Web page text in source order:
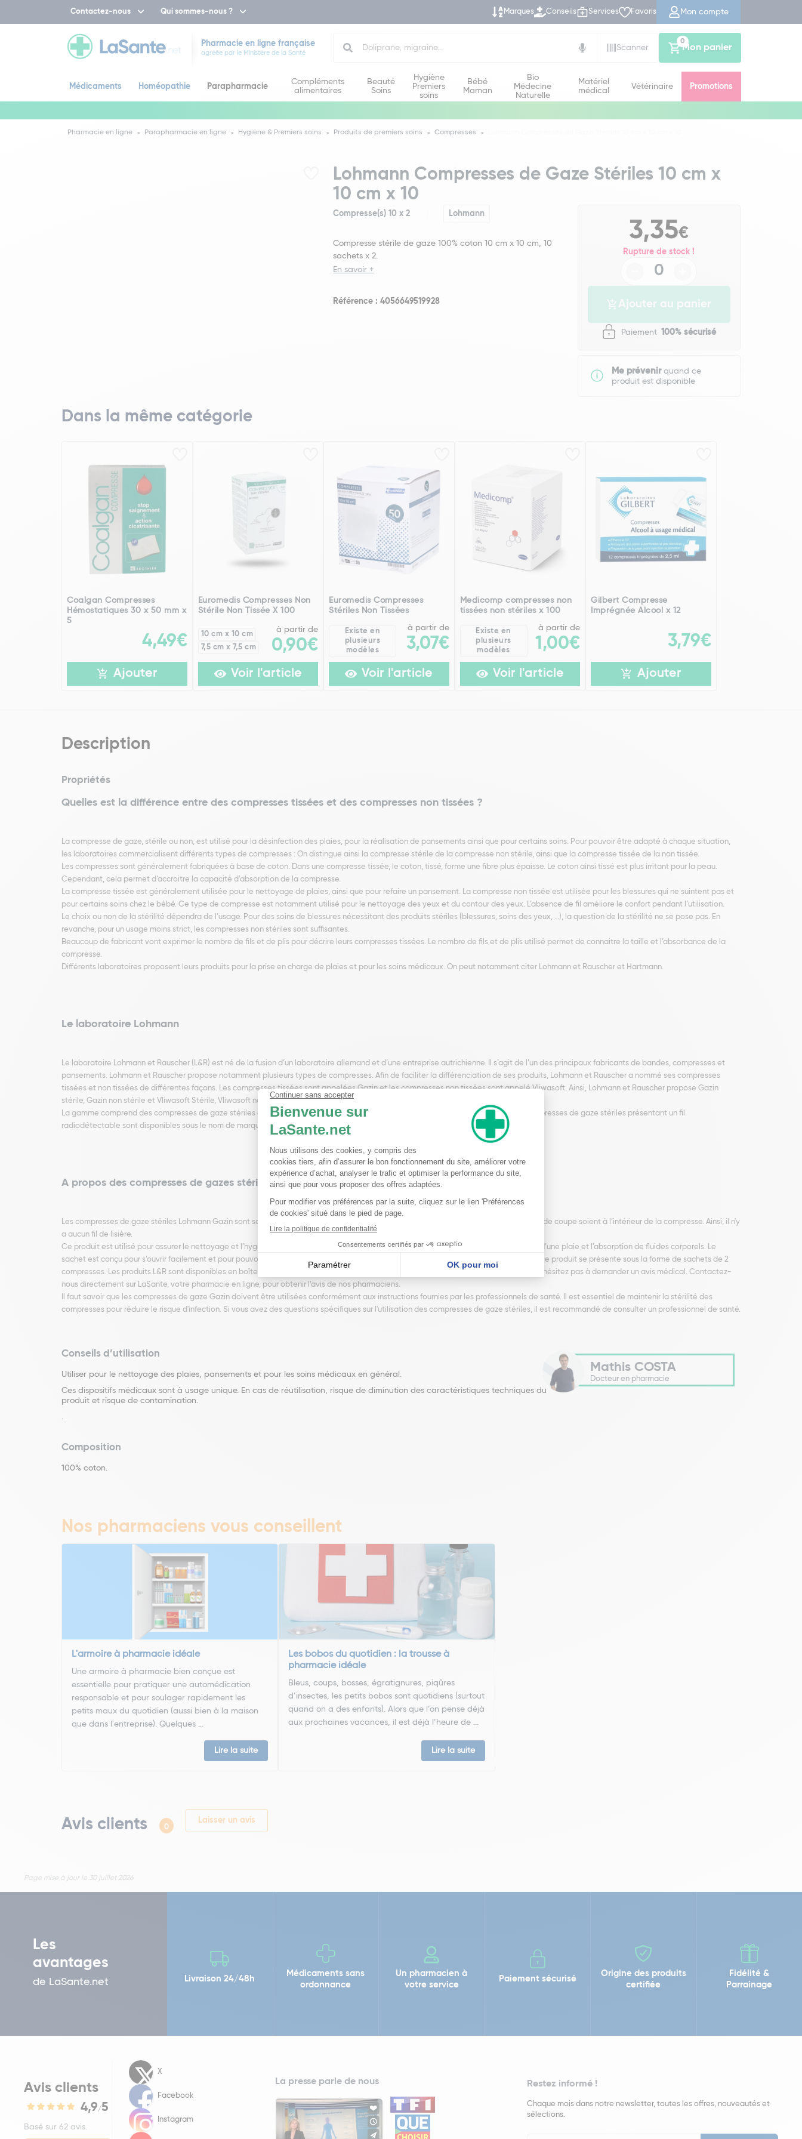
Contactez-nous Qui sommes-nous ? Marques Conseils Services Favoris Mon compte
Pharmacie en ligne française
agréée par le Ministère de la Santé
Scanner
Mon panier
0
Médicaments Homéopathie Parapharmacie
Compléments
alimentaires
Beauté
Soins
Hygiène
Premiers
soins
Bébé
Maman
Bio
Médecine
Naturelle
Matériel
médical
Vétérinaire Promotions
Pharmacie en ligne Parapharmacie en ligne Hygiène & Premiers soins Produits de premiers soins Compresses
Lohmann Compresses de Gaze Stériles 10 cm x
10 cm x 10
Compresse(s) 10 x 2 Lohmann
Compresse stérile de gaze 100% coton 10 cm x 10 cm, 10
sachets x 2.
En savoir +
Référence : 4056649519928
3,35€
Rupture de stock !
Ajouter au panier
Paiement 100% sécurisé
Me prévenirquand ce
produit est disponible
Dans la même catégorie
Coalgan Compresses
Hémostatiques 30 x 50 mm x
5
4,49€
Ajouter
Euromedis Compresses Non
Stérile Non Tissée X 100
10 cm x 10 cm
7,5 cm x 7,5 cm
à partir de
0,90€
Voir l'article
Euromedis Compresses
Stériles Non Tissées
Existe en
plusieurs
modèles
à partir de
3,07€
Voir l'article
Medicomp compresses non
tissées non stériles x 100
Existe en
plusieurs
modèles
à partir de
1,00€
Voir l'article
Gilbert Compresse
Imprégnée Alcool x 12
3,79€
Ajouter
Description
Propriétés
Quelles est la différence entre des compresses tissées et des compresses non tissées ?
La compresse de gaze, stérile ou non, est utilisé pour la désinfection des plaies, pour la réalisation de pansements ainsi que pour certains soins. Pour pouvoir être adapté à chaque situation,
les laboratoires commercialisent différents types de compresses : On distingue ainsi la compresse stérile de la compresse non stérile, ainsi que la compresse tissée de la non tissée.
Les compresses sont généralement fabriquées à base de coton. Dans une compresse tissée, le coton, tissé, forme une fibre plus épaisse. Le coton ainsi tissé est plus irritant pour la peau.
Cependant, cela permet d’accroitre la capacité d’absorption de la compresse.
La compresse tissée est généralement utilisée pour le nettoyage de plaies, ainsi que pour refaire un pansement. La compresse non tissée est utilisée pour les blessures qui ne suintent pas et
pour certains soins chez le bébé. Ce type de compresse est notamment utilisé pour le nettoyage des yeux et du contour des yeux. L’absence de fil améliore le confort pendant l’utilisation.
Le choix ou non de la stérilité dépendra de l’usage. Pour des soins de blessures nécessitant des produits stériles (blessures, soins des yeux, …), la question de la stérilité ne se pose pas. En
revanche, pour un usage moins strict, les compresses non stériles sont suffisantes.
Beaucoup de fabricant vont exprimer le nombre de fils et de plis pour décrire leurs compresses tissées. Le nombre de fils et de plis utilisé permet de connaitre la taille et l’absorbance de la
compresse.
Différents laboratoires proposent leurs produits pour la prise en charge de plaies et pour les soins médicaux. On peut notamment citer Lohmann et Rauscher et Hartmann.
Le laboratoire Lohmann
Le laboratoire Lohmann et Rauscher (L&R) est né de la fusion d’un laboratoire allemand et d’une entreprise autrichienne. Il s’agit de l’un des principaux fabricants de bandes, compresses et
pansements. Lohmann et Rauscher propose notamment plusieurs types de compresses. Afin de faciliter la différenciation de ses produits, Lohmann et Rauscher a nommé ses compresses
tissées et non tissées de différentes façons. Les compresses tissées sont appelées Gazin et les compresses non tissées sont appelé Vliwasoft. Ainsi, Lohmann et Rauscher propose Gazin
stérile, Gazin non stérile et Vliwasoft Stérile, Vliwasoft non stérile.
La gamme comprend des compresses de gaze stériles ainsi que des compresses non stériles avec ou sans fil radiodétectable. Les compresses de gaze stériles présentant un fil
radiodétectable sont disponibles sous le nom de marque Setpack.
A propos des compresses de gazes stériles Lohmannn
Les compresses de gaze stériles Lohmann Gazin sont souples, absorbantes et perméable à l’air. Le fabricant s’assure que tous les bords de coupe soient à l’intérieur de la compresse. Ainsi, il n'y
a aucun fil de lisière.
Ce produit est utilisé pour assurer le nettoyage et l’hygiène d’une plaie. Gazin stérile peut également être utilisé pour le recouvrement d’une plaie et l’absorption de fluides corporels. Le
sachet est conçu pour s’ouvrir facilement et pour pouvoir être posé à plat. Ce sachet peut ainsi être utilisé comme petit champ stérile. Ce produit se présente sous la forme de sachets de 2
compresses. Les produits L&R sont disponibles en boîte de 10 sachets ou en boîte de 50 sachets. Si vous avez un doute sur ce produit, n’hésitez pas à demander un avis médical. Contactez-
nous directement sur LaSante, votre pharmacie en ligne, pour obtenir l’avis de nos pharmaciens.
Il faut savoir que les compresses de gaze Gazin doivent être utilisées conformément aux instructions fournies par les professionnels de santé. Il est essentiel de maintenir la stérilité des
compresses pour réduire le risque d'infection. Si vous avez des questions spécifiques sur l'utilisation des compresses de gaze stériles, il est recommandé de consulter un professionnel de santé.
Mathis COSTA
Docteur en pharmacie
Conseils d’utilisation
Utiliser pour le nettoyage des plaies, pansements et pour les soins médicaux en général.
Ces dispositifs médicaux sont à usage unique. En cas de réutilisation, risque de diminution des caractéristiques techniques du
produit et risque de contamination.
.
Composition
100% coton.
Nos pharmaciens vous conseillent
L'armoire à pharmacie idéale
Une armoire à pharmacie bien conçue est
essentielle pour pratiquer une automédication
responsable et pour soulager rapidement les
petits maux du quotidien (aussi bien à la maison
que dans l'entreprise). Quelques ...
Lire la suite
Les bobos du quotidien : la trousse à
pharmacie idéale
Bleus, coups, bosses, égratignures, piqûres
d’insectes, les petits bobos sont quotidiens (surtout
quand on a des enfants). Alors que l’on pense déjà
aux prochaines vacances, il est déjà l’heure de ...
Lire la suite
Avis clients 0
Laisser un avis
Page mise à jour le 30 juillet 2026
Les
avantages
de LaSante.net Livraison 24/48h
Médicaments sans
ordonnance
Un pharmacien à
votre service
Paiement sécurisé
Origine des produits
certifiée
Fidélité &
Parrainage
Avis clients
4,9/5
Basé sur 62 avis.
X
Facebook
Instagram
La presse parle de nous Restez informé !
Chaque mois dans notre newsletter, toutes les offres, nouveautés et
sélections.